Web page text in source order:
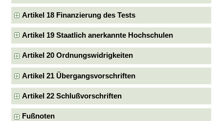
Artikel 18 Finanzierung des Tests
Artikel 19 Staatlich anerkannte Hochschulen
Artikel 20 Ordnungswidrigkeiten
Artikel 21 Übergangsvorschriften
Artikel 22 Schlußvorschriften
Fußnoten